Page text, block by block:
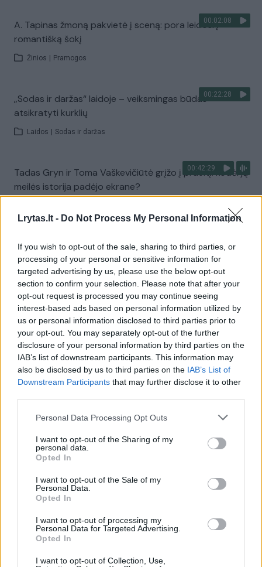
Lrytas.lt - Do Not Process My Personal Information
If you wish to opt-out of the sale, sharing to third parties, or
processing of your personal or sensitive information for
targeted advertising by us, please use the below opt-out
section to confirm your selection. Please note that after your
opt-out request is processed you may continue seeing
interest-based ads based on personal information utilized by
us or personal information disclosed to third parties prior to
your opt-out. You may separately opt-out of the further
disclosure of your personal information by third parties on the
IAB’s list of downstream participants. This information may
also be disclosed by us to third parties on the IAB’s List of
Downstream Participants that may further disclose it to other
Personal Data Processing Opt Outs
I want to opt-out of the Sharing of my
personal data.
Opted In
I want to opt-out of the Sale of my
Personal Data.
Opted In
I want to opt-out of processing my
Personal Data for Targeted Advertising.
Opted In
I want to opt-out of Collection, Use,
00:02:08
A. Tapinas žmoną pakvietė į sceną: pora leidosi į
romantišką šokį
Žinios Pramogos
00:22:28
„Sodas ir daržas“ laidoje – veiksmingas būdas
atsikratyti kurklių
Laidos Sodas ir daržas
00:42:29
Tadas Gryn ir Toma Vaškevičiūtė grįžo į praeitį: kodėl jų
meilės istorija padėjo ekrane?
00:21:19
„Žinios“ 2026-08-08
Žinios
Visi įrašai
Žiūrimiausi įrašai
00:00:30
Vaizdai iš tragiškos avarijos Vilniaus r.: dviejų moterų ir
vaiko gyvybių išgelbėti nepavyko
Žinios Lietuvos diena
Savaitės vidurys nusimato karštas: temperatūra kils iki
32 laipsnių šilumos
Ukrainos politikoje: jis yra neteisus